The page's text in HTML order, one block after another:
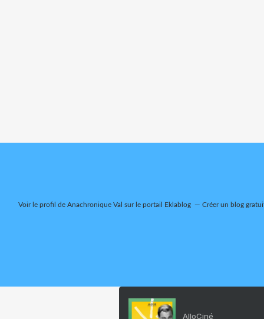
Voir le profil de Anachronique Val sur le portail Eklablog Créer un blog
AlloCiné